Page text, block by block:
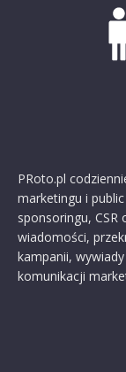
PRoto.pl
marketingu i
sponsoringu, CSR
wiadomości,
kampanii,
komunikacji